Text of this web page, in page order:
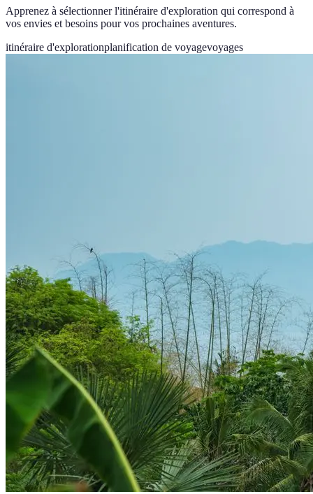
Apprenez à sélectionner l'itinéraire d'exploration qui correspond à
vos envies et besoins pour vos prochaines aventures.
itinéraire d'explorationplanification de voyagevoyages